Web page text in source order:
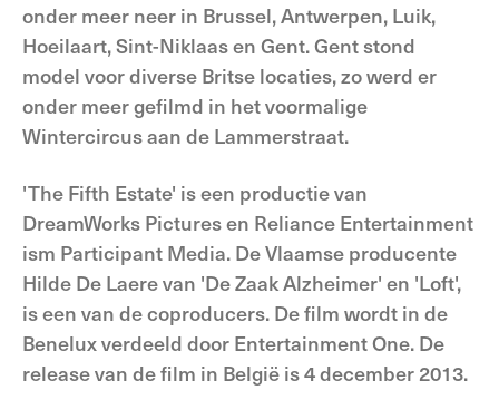
onder meer neer in Brussel, Antwerpen, Luik,
Hoeilaart, Sint-Niklaas en Gent. Gent stond
model voor diverse Britse locaties, zo werd er
onder meer gefilmd in het voormalige
Wintercircus aan de Lammerstraat.
'The Fifth Estate' is een productie van
DreamWorks Pictures en Reliance Entertainment
ism Participant Media. De Vlaamse producente
Hilde De Laere van 'De Zaak Alzheimer' en 'Loft',
is een van de coproducers. De film wordt in de
Benelux verdeeld door Entertainment One. De
release van de film in België is 4 december 2013.